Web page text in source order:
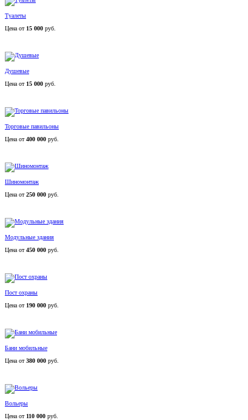
Туалеты
Цена от 15 000 руб.
Душевые
Цена от 15 000 руб.
Торговые павильоны
Цена от400 000 руб.
Шиномонтаж
Цена от250 000 руб.
Модульные здания
Цена от450 000 руб.
Пост охраны
Цена от 190 000 руб.
Бани мобильные
Цена от380 000 руб.
Вольеры
Цена от 110 000 руб.